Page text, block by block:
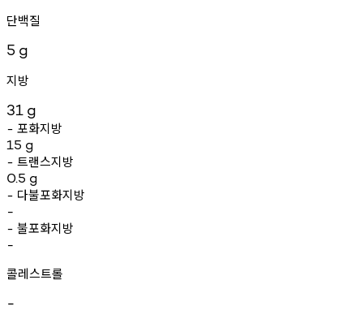
단백질
5 g
지방
31 g
- 포화지방
15 g
- 트랜스지방
0.5 g
- 다불포화지방
-
- 불포화지방
-
콜레스트롤
-